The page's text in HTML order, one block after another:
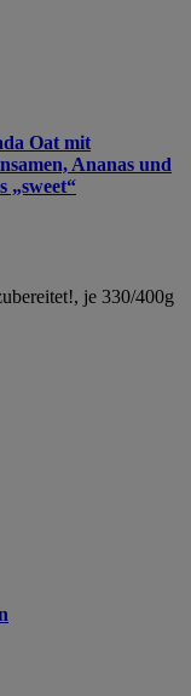
Oat mit
Ananas und
„sweet“
je 330/400g